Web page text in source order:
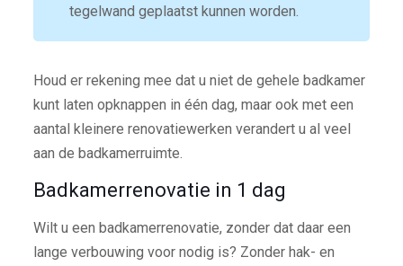
tegelwand geplaatst kunnen worden.
Houd er rekening mee dat u niet de gehele badkamer
kunt laten opknappen in één dag, maar ook met een
aantal kleinere renovatiewerken verandert u al veel
aan de badkamerruimte.
Badkamerrenovatie in 1 dag
Wilt u een badkamerrenovatie, zonder dat daar een
lange verbouwing voor nodig is? Zonder hak- en